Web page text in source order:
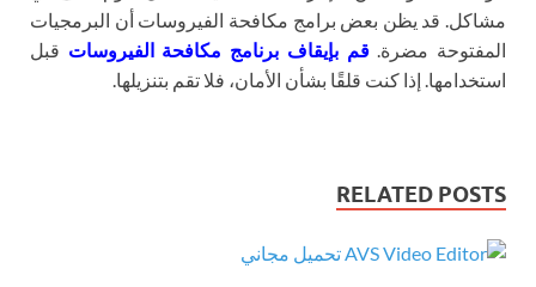
مشاكل. قد يظن بعض برامج مكافحة الفيروسات أن البرمجيات
المفتوحة مضرة.قم بإيقاف برنامج مكافحة الفيروسات قبل
استخدامها. إذا كنت قلقًا بشأن الأمان، فلا تقم بتنزيلها.
RELATED POSTS